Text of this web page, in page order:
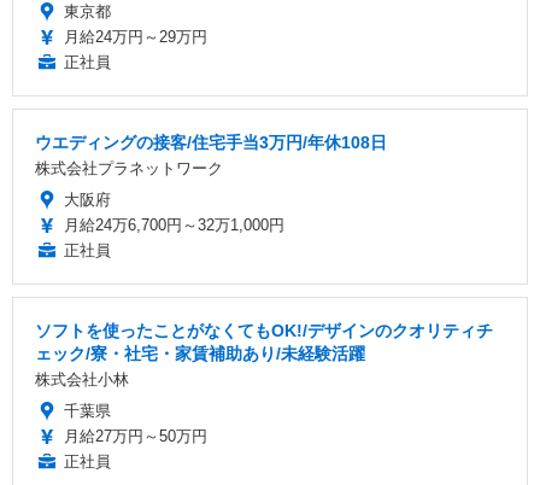
東京都
月給24万円～29万円
正社員
ウエディングの接客/住宅手当3万円/年休108日
株式会社プラネットワーク
大阪府
月給24万6,700円～32万1,000円
正社員
ソフトを使ったことがなくてもOK!/デザインのクオリティチ
ェック/寮・社宅・家賃補助あり/未経験活躍
株式会社小林
千葉県
月給27万円～50万円
正社員